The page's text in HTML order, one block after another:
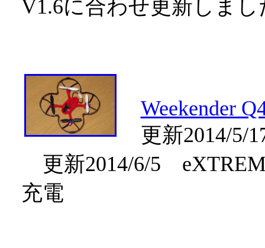
V1.6に合わせ更新しま
Weekender
更新2014/5/
更新2014/6/5
充電